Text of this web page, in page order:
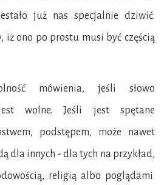
już nas specjalnie dziwić.
iż ono po prostu musi być częścią
mówienia, jeśli słowo
wolne. Jeśli jest spętane
podstępem, może nawet
dla innych - dla tych na przykład,
religią albo poglądami.